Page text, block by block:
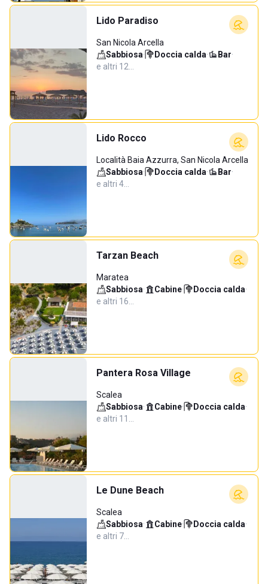
Lido Paradiso
San Nicola Arcella
Sabbiosa· Doccia calda· Bar·
e altri 12…
Lido Rocco
Località Baia Azzurra, San Nicola Arcella
Sabbiosa· Doccia calda· Bar·
e altri 4…
Tarzan Beach
Maratea
Sabbiosa· Cabine· Doccia calda·
e altri 16…
Pantera Rosa Village
Scalea
Sabbiosa· Cabine· Doccia calda·
e altri 11…
Le Dune Beach
Scalea
Sabbiosa· Cabine· Doccia calda·
e altri 7…